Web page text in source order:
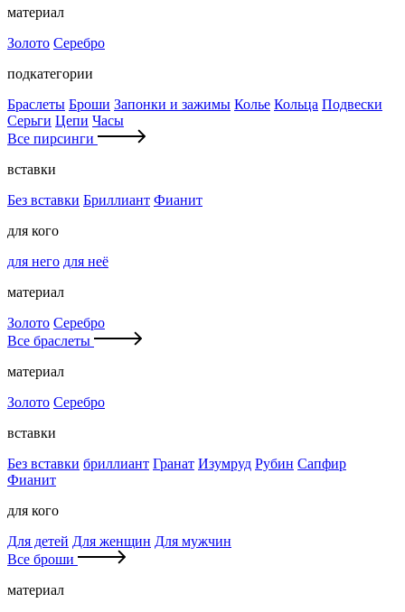
материал
Золото Серебро
подкатегории
Браслеты Броши Запонки и зажимы Колье Кольца Подвески
Серьги Цепи Часы
Все пирсинги
вставки
Без вставки Бриллиант Фианит
для кого
для него для неё
материал
Золото Серебро
Все браслеты
материал
Золото Серебро
вставки
Без вставки бриллиант Гранат Изумруд Рубин Сапфир
Фианит
для кого
Для детей Для женщин Для мужчин
Все броши
материал